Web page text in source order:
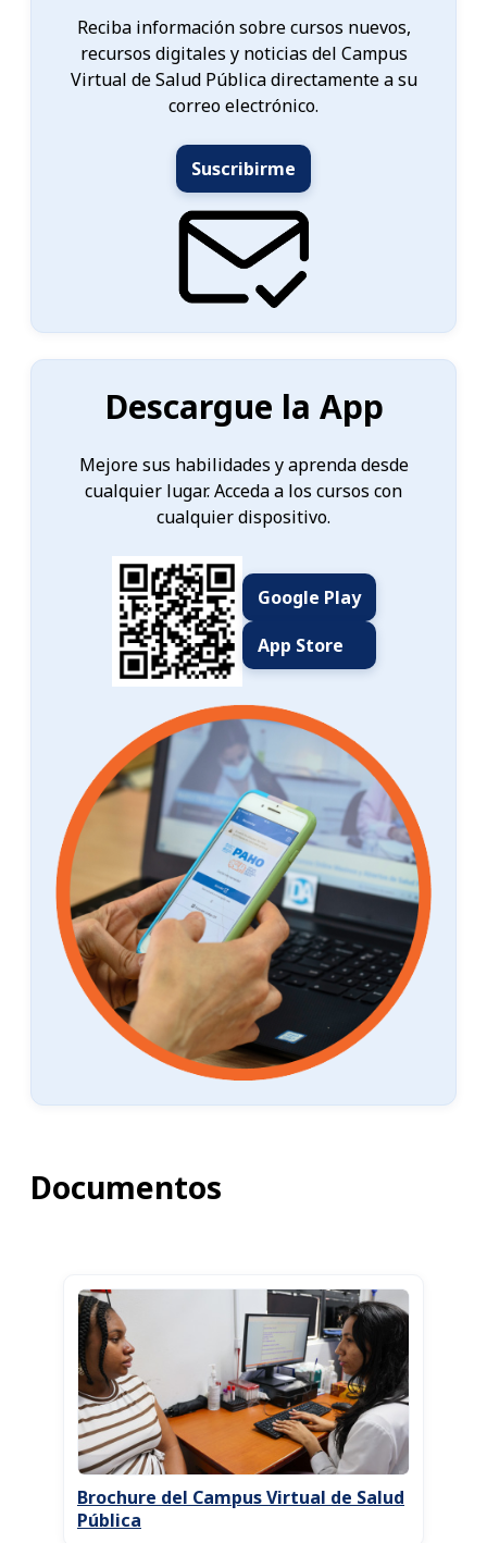
Reciba información sobre cursos nuevos,
recursos digitales y noticias del Campus
Virtual de Salud Pública directamente a su
correo electrónico.
Suscribirme
Descargue la App
Mejore sus habilidades y aprenda desde
cualquier lugar. Acceda a los cursos con
cualquier dispositivo.
Google Play
App Store
Documentos
Brochure del Campus Virtual de Salud
Pública